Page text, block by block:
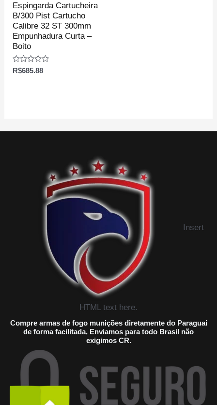
Espingarda Cartucheira
B/300 Pist Cartucho
Calibre 32 ST 300mm
Empunhadura Curta –
Boito
Avaliação
R$685.88
Insert
HTML text here.
Compre armas de fogo munições diretamente do Paraguai
de forma facilitada, Enviamos para todo Brasil não
exigimos CR.